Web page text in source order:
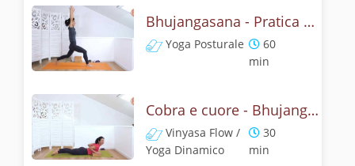
Bhujangasana - Pratica yoga con l'anatomia del cobra
Yoga Posturale
60
min
Cobra e cuore - Bhujangasana flow
Vinyasa Flow /
Yoga Dinamico
30
min